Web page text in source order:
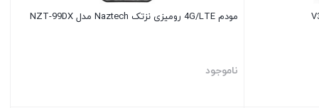
مودم 4G/LTE رومیزی نزتک Naztech مدل NZT-99DX
ناموجود